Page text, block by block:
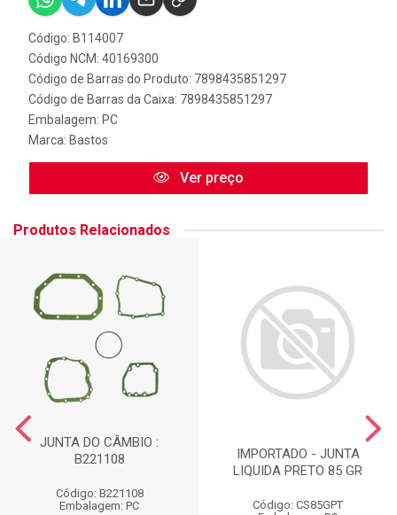
Código: B114007
Código NCM: 40169300
Código de Barras do Produto: 7898435851297
Código de Barras da Caixa: 7898435851297
Embalagem: PC
Marca: Bastos
Ver preço
Produtos Relacionados
JUNTA DO CÂMBIO :
B221108
Código: B221108
Embalagem: PC
IMPORTADO - JUNTA
LIQUIDA PRETO 85 GR
Código: CS85GPT